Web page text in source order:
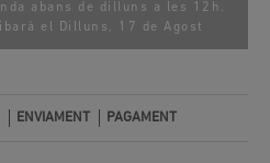
abans de dilluns a les 12h.
el
Dilluns, 17 de Agost
ENVIAMENT PAGAMENT